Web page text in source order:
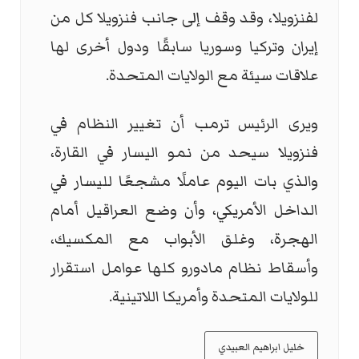
لفنزويلا، وقد وقف إلى جانب فنزويلا كل من
إيران وتركيا وسوريا سابقًا ودول أخرى لها
علاقات سيئة مع الولايات المتحدة.
ويرى الرئيس ترمب أن تغيير النظام في
فنزويلا سيحد من نمو اليسار في القارة،
والذي بات اليوم عاملًا مشجعًا لليسار في
الداخل الأمريكي، وأن وضع العراقيل أمام
الهجرة، وغلق الأبواب مع المكسيك،
وأسقاط نظام مادورو كلها عوامل استقرار
للولايات المتحدة وأمريكا اللاتينية.
خليل ابراهيم العبيدي